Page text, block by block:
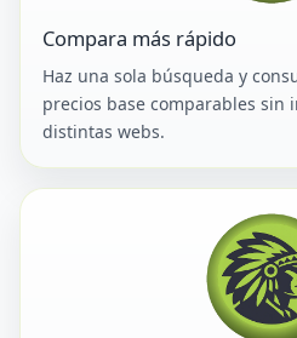
Compara más rápido
Haz una sola búsqueda y
precios base comparables sin
distintas webs.